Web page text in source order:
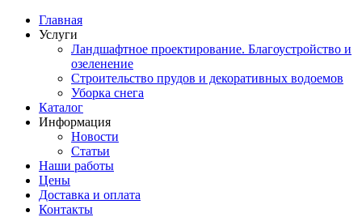
Главная
Услуги
Ландшафтное проектирование. Благоустройство и
озеленение
Строительство прудов и декоративных водоемов
Уборка снега
Каталог
Информация
Новости
Статьи
Наши работы
Цены
Доставка и оплата
Контакты